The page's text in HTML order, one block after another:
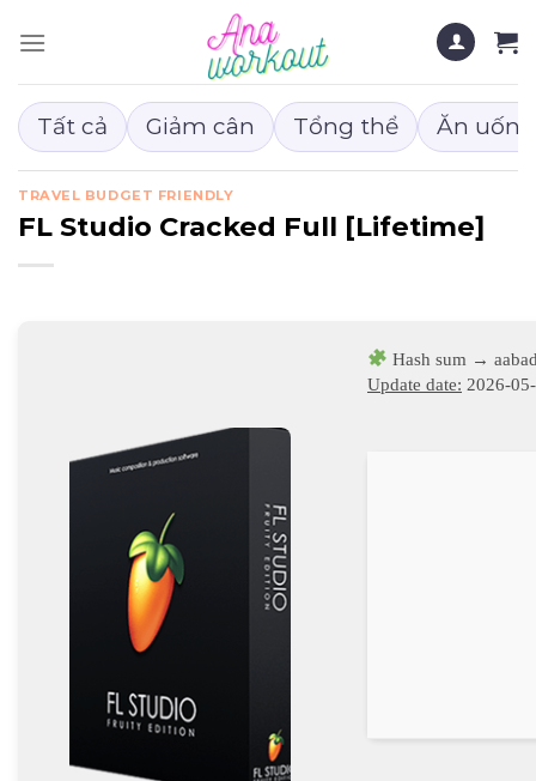
đến
dung
Tất cả Giảm cân Tổng thể Ăn
TRAVEL BUDGET FRIENDLY
FL Studio Cracked Full [Lifetime]
Hash sum →
Update date: 2026-